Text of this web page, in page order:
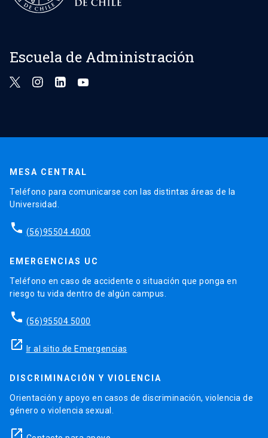
Escuela de Administración
MESA CENTRAL
Teléfono para comunicarse con las distintas áreas de la
Universidad.
phone (56)95504 4000
EMERGENCIAS UC
Teléfono en caso de accidente o situación que ponga en
riesgo tu vida dentro de algún campus.
phone (56)95504 5000
launch Ir al sitio de Emergencias
DISCRIMINACIÓN Y VIOLENCIA
Orientación y apoyo en casos de discriminación, violencia de
género o violencia sexual.
launch